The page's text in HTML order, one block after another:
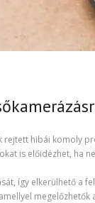
rejtett hibái komoly
is előidézhet, ha
így elkerülhető a